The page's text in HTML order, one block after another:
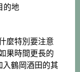
的地
麼特別要注意
果時間更長的
入鶴岡酒田的其